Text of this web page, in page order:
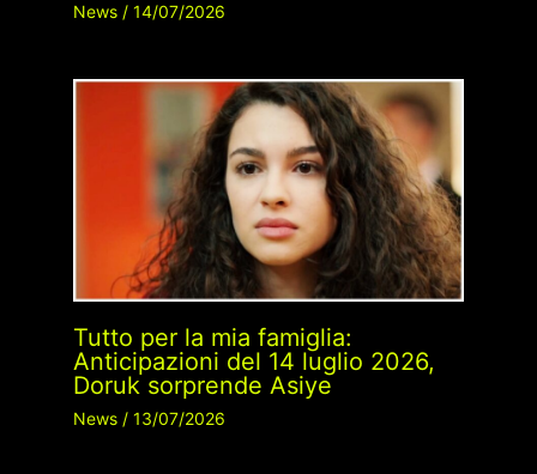
News/ 14/07/2026
Tutto per la mia famiglia:
Anticipazioni del 14 luglio 2026,
Doruk sorprende Asiye
News/ 13/07/2026